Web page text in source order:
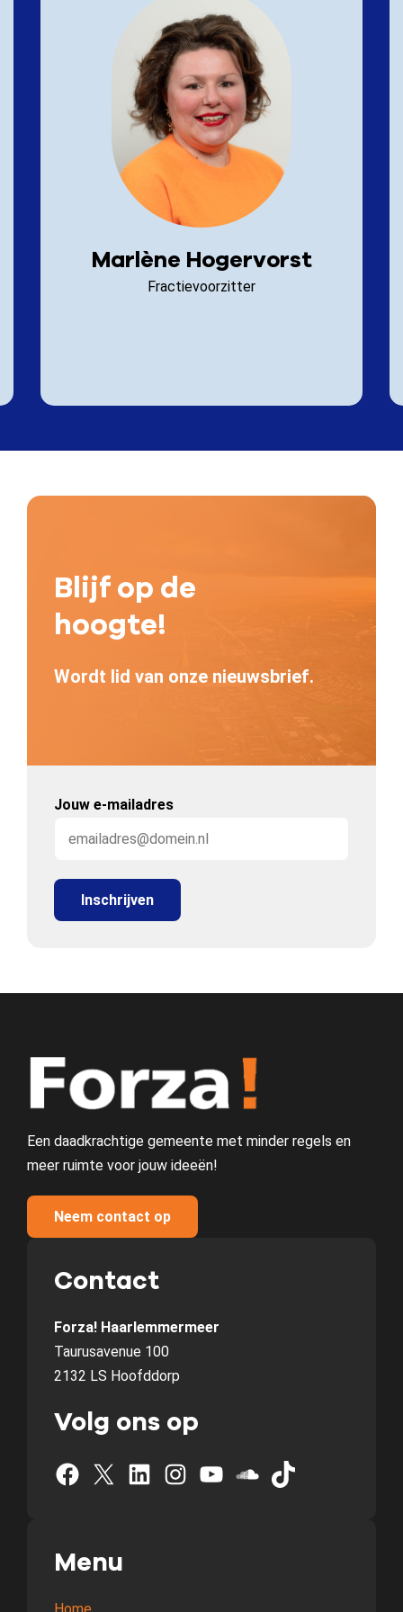
Marlène Hogervorst
Fractievoorzitter
Blijf op de
hoogte!
Wordt lid van onze nieuwsbrief.
Jouw e-mailadres
Een daadkrachtige gemeente met minder regels en
meer ruimte voor jouw ideeën!
Neem contact op
Contact
Forza! Haarlemmermeer
Taurusavenue 100
2132 LS Hoofddorp
Volg ons op
Facebook X LinkedIn Instagram YouTube SoundCloud TikTok
Menu